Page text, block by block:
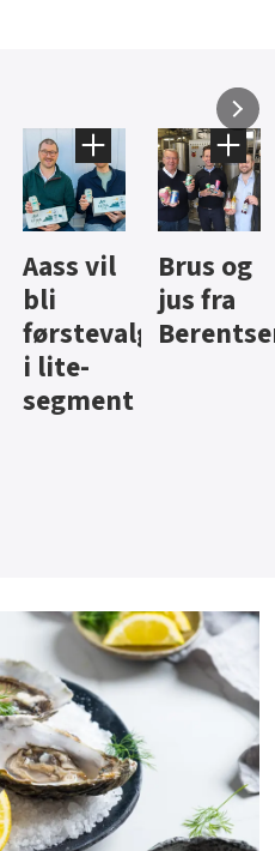
Brus og
jus fra
Berentsen
Hard
iste fra
Hansa